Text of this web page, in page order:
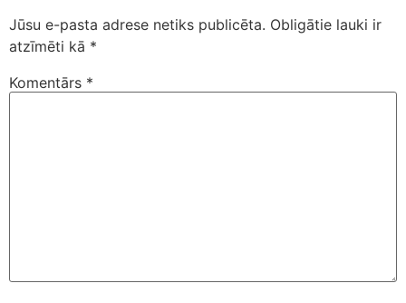
Jūsu e-pasta adrese netiks publicēta. Obligātie lauki ir
atzīmēti kā *
Komentārs *